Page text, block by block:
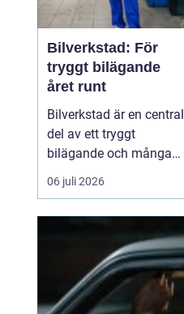
Bilverkstad: För
tryggt bilägande
året runt
Bilverkstad är en central
del av ett tryggt
bilägande och många
bilägare letar efter en
partner som kan hjälpa
livslängd. En modern
verkstad kombinerar
teknisk kompetens, rätt
utrustning och ...
06 juli 2026